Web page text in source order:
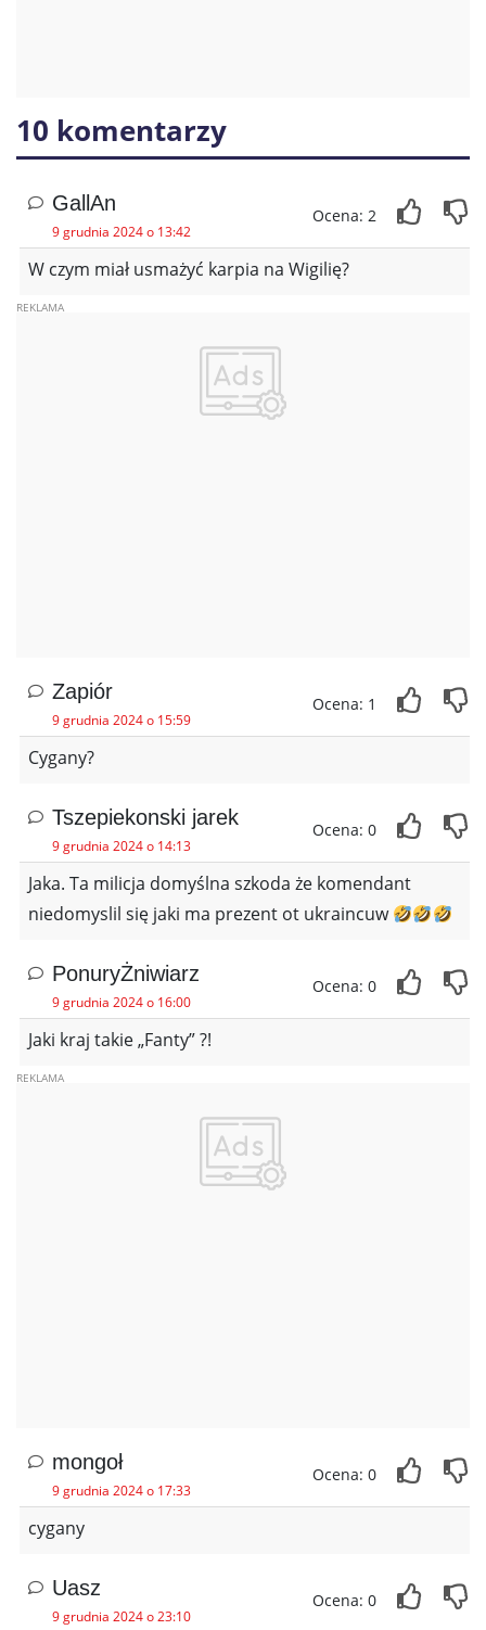
10 komentarzy
GallAn
9 grudnia 2024 o 13:42
Ocena: 2
W czym miał usmażyć karpia na Wigilię?
Zapiór
9 grudnia 2024 o 15:59
Ocena: 1
Cygany?
Tszepiekonski jarek
9 grudnia 2024 o 14:13
Ocena: 0
Jaka. Ta milicja domyślna szkoda że komendant
niedomyslil się jaki ma prezent ot ukraincuw
PonuryŻniwiarz
9 grudnia 2024 o 16:00
Ocena: 0
Jaki kraj takie „Fanty” ?!
mongoł
9 grudnia 2024 o 17:33
Ocena: 0
cygany
Uasz
9 grudnia 2024 o 23:10
Ocena: 0